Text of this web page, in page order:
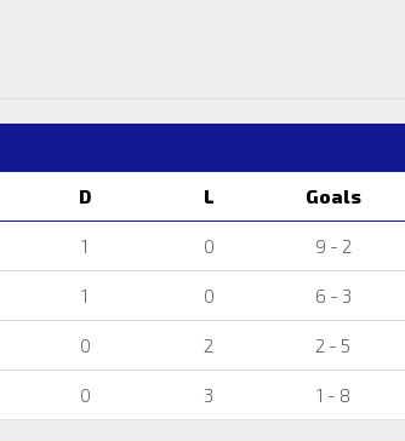
D L Goals
1 0 9 - 2
1 0 6 - 3
0 2 2 - 5
0 3 1 - 8